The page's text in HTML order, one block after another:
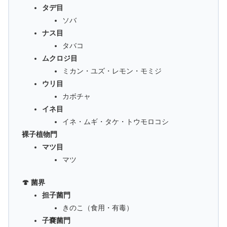
タデ目
ソバ
ナス目
タバコ
ムクロジ目
ミカン・ユズ・レモン・モミジ
ウリ目
カボチャ
イネ目
イネ・ムギ・タケ・トウモロコシ
裸子植物門
マツ目
マツ
🍄 菌界
担子菌門
きのこ（食用・有毒）
子嚢菌門